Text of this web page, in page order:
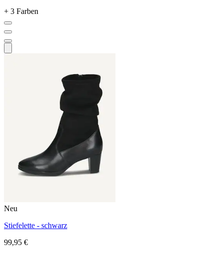
+ 3 Farben
Neu
Stiefelette - schwarz
99,95 €